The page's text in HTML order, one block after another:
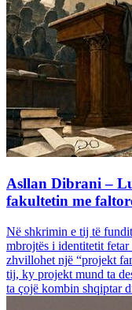
Asllan Dibrani –
fakultetin me
Në shkrimin e tij të
mbrojtës i identitetit
zhvillohet një “projekt
tij, ky projekt mund ta
ta çojë kombin shqiptar